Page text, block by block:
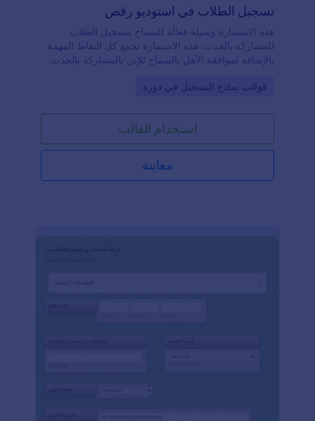
تسجيل الطلاب في استوديو رقص
هذه الاستمارة وسيلة فعالة للسماح بتسجيل الطلاب
للمشاركة بالحدث. هذه الاستمارة تجمع كل النقاط المهمة
بالإضافة لموافقة الأهل بالسماح للإبن بالمشاركة بالحدث.
والشخص المسؤول بسهولة. كما أنها تسمح بعملية الدفع
Go to Category:
قوالب نماذج التسجيل في دورة
استخدام القالب
معاينة